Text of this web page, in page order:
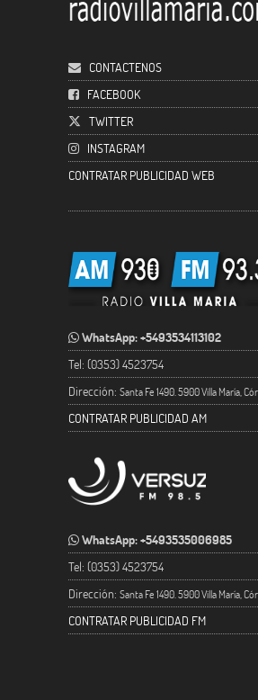
CONTACTENOS
FACEBOOK
TWITTER
INSTAGRAM
CONTRATAR PUBLICIDAD WEB
WhatsApp: +5493534113102
Tel: (0353) 4523754
Dirección: Santa Fe 1490. 5900 Villa María,
CONTRATAR PUBLICIDAD AM
WhatsApp: +5493535006985
Tel: (0353) 4523754
Dirección: Santa Fe 1490. 5900 Villa María,
CONTRATAR PUBLICIDAD FM